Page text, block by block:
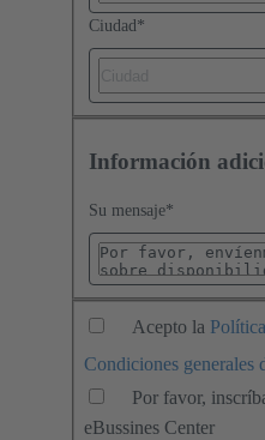
Ciudad *
Información
Su mensaje*
Acepto la
Condiciones generales
Por favor,
eBussines Center